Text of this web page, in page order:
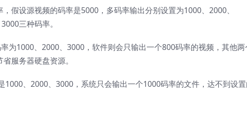
假设源视频的码率是5000，多码率输出分别设置为1000、2000、
三种码率。
为1000、2000、3000，软件则会只输出一个800码率的视频，其他两
服务器硬盘资源。
1000、2000、3000，系统只会输出一个1000码率的文件，达不到设